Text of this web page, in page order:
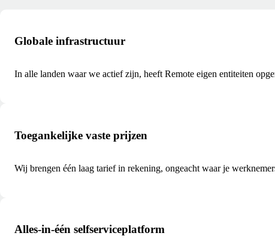
Globale infrastructuur
In alle landen waar we actief zijn, heeft Remote eigen entiteiten
Toegankelijke vaste prijzen
Wij brengen één laag tarief in rekening, ongeacht waar je
Alles-in-één selfserviceplatform